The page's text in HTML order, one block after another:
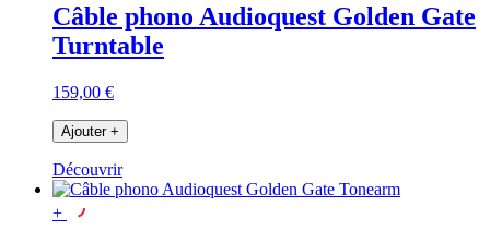
Câble phono Audioquest Golden Gate
Turntable
159,00 €
Ajouter +
Découvrir
+